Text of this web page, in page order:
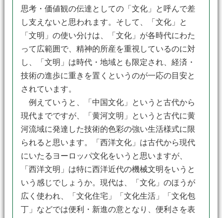
思考・価値観の伝達としての「文化」と呼んで差
し支えないと思われます。そして、「文化」と
「文明」の使い分けは、「文化」が各時代にわた
って広範囲で、精神的所産を重視しているのに対
し、「文明」は時代・地域とも限定され、経済・
技術の進歩に重きを置くというのが一応の目安と
されています。
例えていうと、「中国文化」というと古代から
現代までですが、「黄河文明」というと古代に黄
河流域に発達した技術的色彩の強い生活様式に限
られると思います。「西洋文化」は古代から現代
にいたるヨーロッパ文化をいうと思いますが、
「西洋文明」は特に西洋近代の機械文明をいうと
いう感じでしょうか。現代は、「文化」のほうが
広く使われ、「文化住宅」「文化生活」「文化包
丁」などでは便利・新進の意となり、便利さを表